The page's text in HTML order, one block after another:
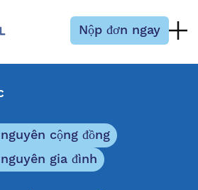
Nộp đơn ngay
cộng đồng
gia đình